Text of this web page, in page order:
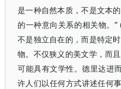
是一种自然本质，不是文本
的一种意向关系的相关物。
不是独立自在的，而是特定
物。不仅狭义的美文学，而
可能具有文学性。德里达进
许人们以任何方式讲述任何